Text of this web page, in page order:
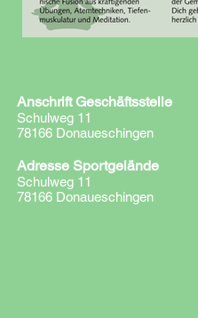
Anschrift Geschäftsstelle
Schulweg 11
78166 Donaueschingen
Adresse Sportgelände
Schulweg 11
78166 Donaueschingen